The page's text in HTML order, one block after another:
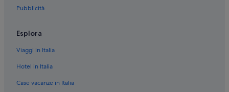
Londra: hotel Freetobook
Londra: Hilton Hotels
Londra: hotel Fraser
Londra: hotel Firmdale
Londra: hotel Relais & Chateaux
Pubblicità
Esplora
Viaggi in Italia
Hotel in Italia
Case vacanze in Italia